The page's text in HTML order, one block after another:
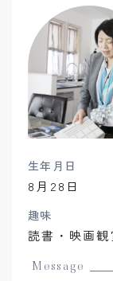
生年月日
8月28日
趣味
読書・映画観
Message